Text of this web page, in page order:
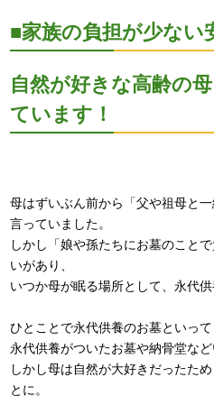
■家族の負担が少ない
自然が好きな高齢の
ています！
母はずいぶん前から「父や祖母と
言っていました。
しかし「娘や孫たちにお墓のこと
いがあり、
いつか母が眠る場所として、永代
ひとことで永代供養のお墓といっ
永代供養がついたお墓や納骨堂など
しかし母は自然が大好きだったた
とに。